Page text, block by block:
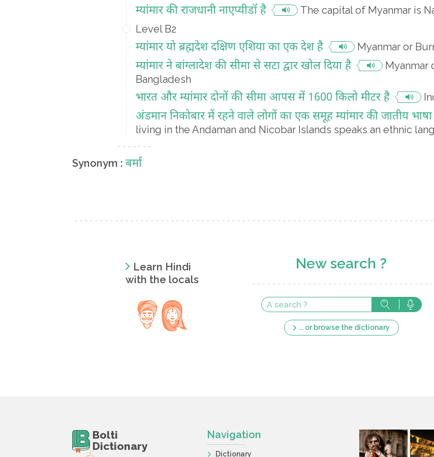
म्यांमार की राजधानी नाएप्यीडॉ है
The capital of Myanmar is
Level B2
म्यांमार यो ब्रह्मदेश दक्षिण एशिया का एक देश है Myanmar or
म्यांमार ने बांग्लादेश की सीमा से सटा द्वार खोल दिया है
Myanmar
Bangladesh
भारत और म्यांमार दोनों की सीमा आपस में 1600 किलो मीटर है
अंडमान निकोबार में रहने वाले लोगों का एक समूह म्यांमार की जातीय
living in the Andaman and Nicobar Islands speaks an ethnic
Synonym : बर्मा
Learn Hindi
with the locals
New search ?
... or browse the dictionary
Bolti
Dictionary
Navigation
Dictionary